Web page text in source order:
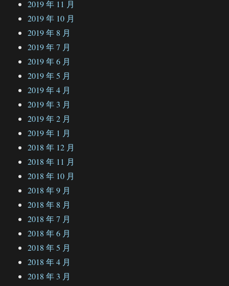
2019 年 11 月
2019 年 10 月
2019 年 8 月
2019 年 7 月
2019 年 6 月
2019 年 5 月
2019 年 4 月
2019 年 3 月
2019 年 2 月
2019 年 1 月
2018 年 12 月
2018 年 11 月
2018 年 10 月
2018 年 9 月
2018 年 8 月
2018 年 7 月
2018 年 6 月
2018 年 5 月
2018 年 4 月
2018 年 3 月